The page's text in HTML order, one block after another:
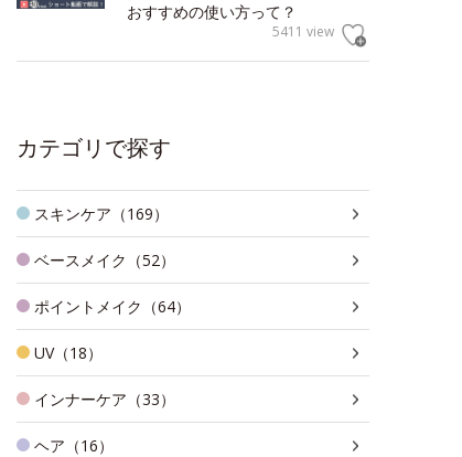
おすすめの使い方って？
5411 view
カテゴリで探す
スキンケア（169）
ベースメイク（52）
ポイントメイク（64）
UV（18）
インナーケア（33）
ヘア（16）